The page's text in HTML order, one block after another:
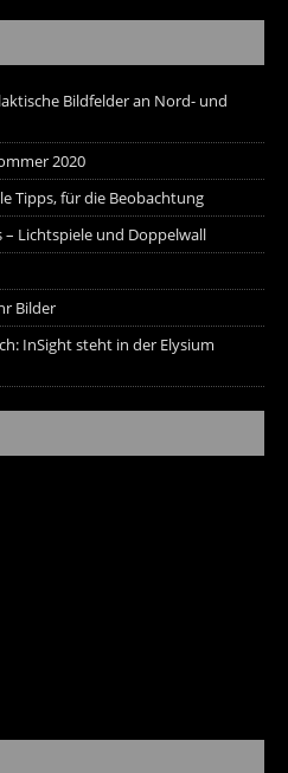
Bildfelder an Nord- und
2020
Tipps, für die Beobachtung
– Lichtspiele und Doppelwall
Bilder
InSight steht in der Elysium